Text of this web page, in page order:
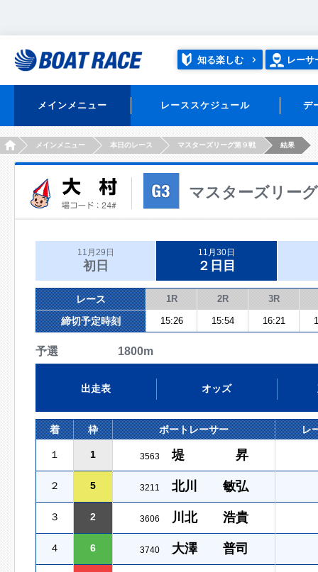
知る楽しむ レーサ
メインメニュー レーススケジュール デ
HOMEメインメニュー 本日のレース マスターズリーグ第９戦 結果
マスターズリー
11月29日
初日
11月30日
２日目
レース 1R 2R 3R
締切予定時刻 15:26 15:54 16:21
予選 1800m
出走表 オッズ
着 枠 ボートレーサー レ
１ 1 3563 堤 昇
２ 5 3211 北川 敏弘
３ 2 3606 川北 浩貴
４ 6 3740 大澤 普司